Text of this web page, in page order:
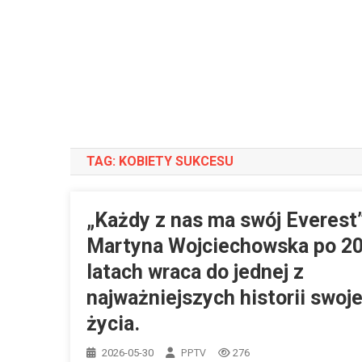
TAG: KOBIETY SUKCESU
„Każdy z nas ma swój
Martyna Wojciechowska po 20
latach wraca do jednej z
najważniejszych historii
życia.
2026-05-30 PPTV 276